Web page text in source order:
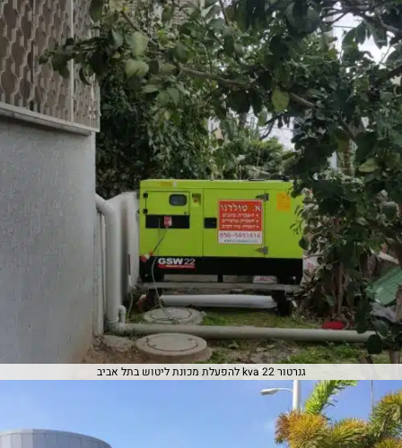
גנרטור 22 kva להפעלת מכונת ליטוש בתל אביב